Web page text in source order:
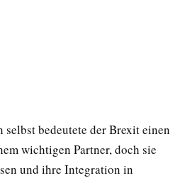
bedeutete der Brexit einen
wichtigen Partner, doch sie
und ihre Integration in